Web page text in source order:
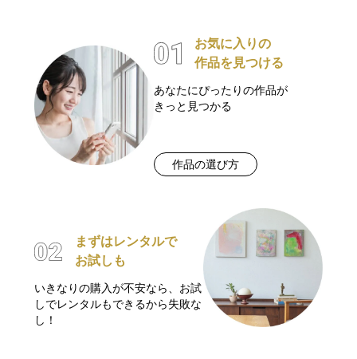
お気に入りの
作品を見つける
あなたにぴったりの作品が
きっと見つかる
作品の選び方
まずはレンタルで
お試しも
いきなりの購入が不安なら、お試
しでレンタルもできるから失敗な
し！